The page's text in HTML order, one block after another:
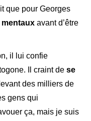
que pour Georges
mentaux avant d’être
il lui confie
Il craint dese
des milliers de
gens qui
ça, mais je suis